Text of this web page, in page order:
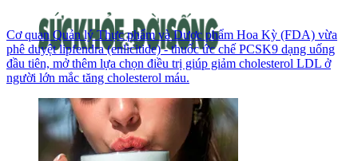
Cơ quan Quản lý Thực phẩm và Dược phẩm Hoa Kỳ (FDA) vừa
phê duyệt lipfendra (enlicitide) - thuốc ức chế PCSK9 dạng uống
đầu tiên, mở thêm lựa chọn điều trị giúp giảm cholesterol LDL ở
người lớn mắc tăng cholesterol máu.